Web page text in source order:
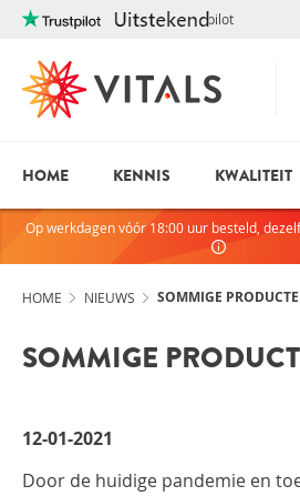
Trustpilot
We staan elke dag voor je klaar!
Indien we je ergens mee kunnen
helpen, neem dan contact met
075-6476050
HOME KENNIS KWALITEIT
Op werkdagen vóór 18:00 uur besteld,
HOME NIEUWS SOMMIGE
SOMMIGE
12-01-2021
Door de huidige pandemie en